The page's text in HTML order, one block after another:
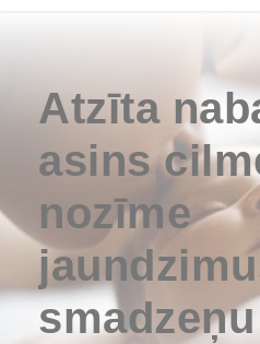
Atzīta
asins
nozīme
smadzeņu